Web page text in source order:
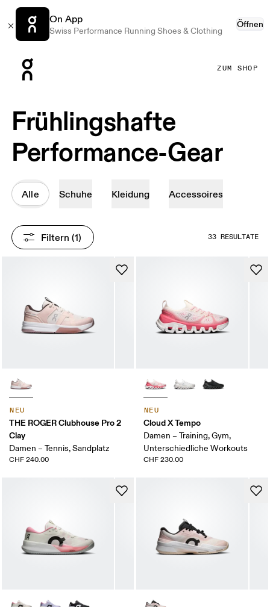
On App
Swiss Performance Running Shoes & Clothing
Öffnen
ZUM SHOP
Frühlingshafte
Performance-Gear
Alle Schuhe Kleidung Accessoires
Filtern (1) 33 RESULTATE
NEU
THE ROGER Clubhouse Pro 2
Clay
Damen – Tennis, Sandplatz
CHF 240.00
NEU
Cloud X Tempo
Damen – Training, Gym,
Unterschiedliche Workouts
CHF 230.00